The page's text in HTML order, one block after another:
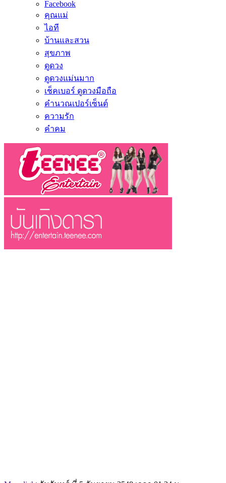
Facebook
คุณแม่
ไอที
บ้านและสวน
สุขภาพ
ดูดวง
ดูดวงแม่นมาก
เช็คเบอร์ ดูดวงมือถือ
คำนวณเปอร์เซ็นต์
ความรัก
คำคม